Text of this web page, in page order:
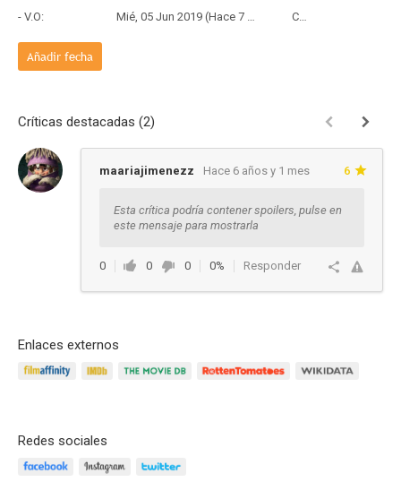
- V.O:
Mié, 05 Jun 2019 (Hace 7 años y 2 meses) Copia Física
Añadir fecha
Críticas destacadas (2)
maariajimenezz Hace 6 años y 1 mes 6
Esta crítica podría contener spoilers, pulse en
este mensaje para mostrarla
0 0 0 0% Responder
Enlaces externos
Redes sociales